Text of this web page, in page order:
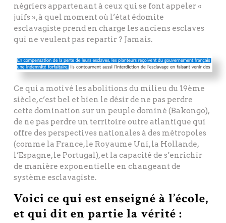
négriers appartenant à ceux qui se font appeler «
juifs », à quel moment où l’état édomite
esclavagiste prend en charge les anciens esclaves
qui ne veulent pas repartir ? Jamais.
Ce qui a motivé les abolitions du milieu du 19ème
siècle, c’est bel et bien le désir de ne pas perdre
cette domination sur un peuple dominé (Bakongo),
de ne pas perdre un territoire outre atlantique qui
offre des perspectives nationales à des métropoles
(comme la France, le Royaume Uni, la Hollande,
l’Espagne, le Portugal), et la capacité de s’enrichir
de manière exponentielle en changeant de
système esclavagiste.
Voici ce qui est enseigné à l’école,
et qui dit en partie la vérité :